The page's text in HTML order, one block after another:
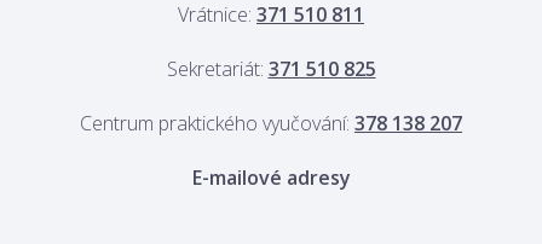
Vrátnice: 371 510 811
Sekretariát: 371 510 825
Centrum praktického vyučování: 378 138 207
E-mailové adresy